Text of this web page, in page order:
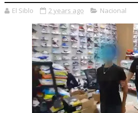
El Siblo 2 years ago Nacional